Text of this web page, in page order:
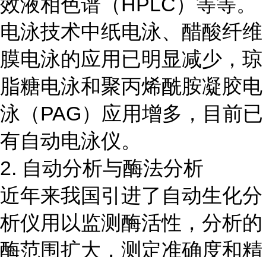
电泳技术中纸电泳、醋酸纤维
膜电泳的应用已明显减少，琼
脂糖电泳和聚丙烯酰胺凝胶电
泳（PAG）应用增多，目前已
有自动电泳仪。
2. 自动分析与酶法分析
近年来我国引进了自动生化分
析仪用以监测酶活性，分析的
酶范围扩大，测定准确度和精